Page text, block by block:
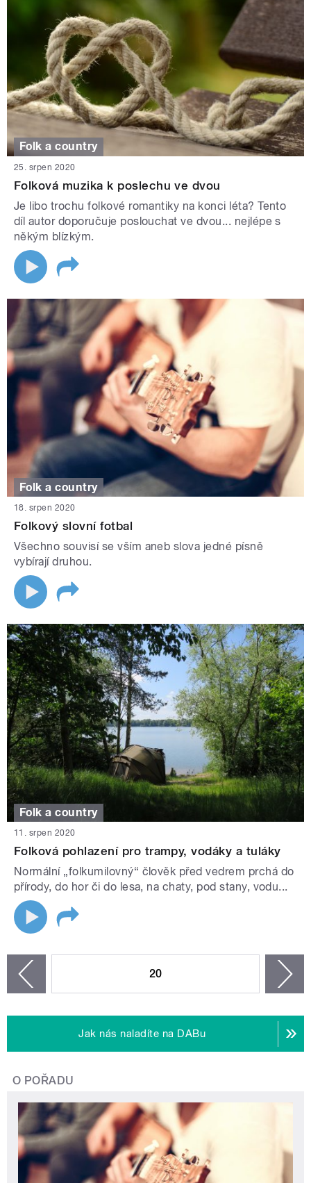
Folk a country
25. srpen 2020
Folková muzika k poslechu ve dvou
Je libo trochu folkové romantiky na konci léta? Tento
díl autor doporučuje poslouchat ve dvou... nejlépe s
někým blízkým.
Folk a country
18. srpen 2020
Folkový slovní fotbal
Všechno souvisí se vším aneb slova jedné písně
vybírají druhou.
Folk a country
11. srpen 2020
Folková pohlazení pro trampy, vodáky a tuláky
Normální „folkumilovný“ člověk před vedrem prchá do
přírody, do hor či do lesa, na chaty, pod stany, vodu...
20
Jak nás naladíte na DABu
O POŘADU